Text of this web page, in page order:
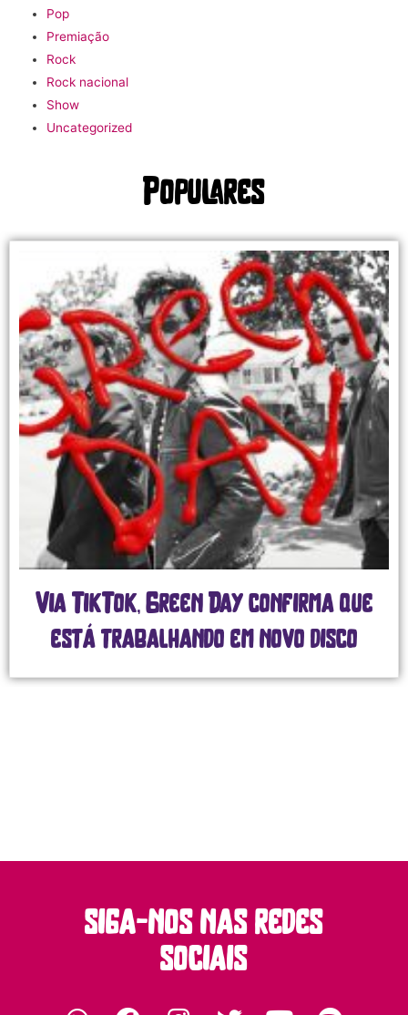
Pop
Premiação
Rock
Rock nacional
Show
Uncategorized
Populares
Via TikTok, Green Day confirma que
está trabalhando em novo disco
siga-nos nas redes
sociais